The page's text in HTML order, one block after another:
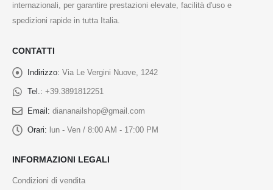
internazionali, per garantire prestazioni elevate, facilità d'uso e
spedizioni rapide in tutta Italia.
CONTATTI
Indirizzo: Via Le Vergini Nuove, 1242
Tel.: +39.3891812251
Email: diananailshop@gmail.com
Orari: lun - Ven / 8:00 AM - 17:00 PM
INFORMAZIONI LEGALI
Condizioni di vendita